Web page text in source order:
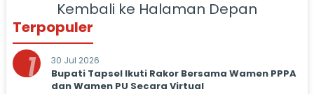
Kembali ke Halaman Depan
Terpopuler
1 30 Jul 2026
Bupati Tapsel Ikuti Rakor Bersama Wamen PPPA
dan Wamen PU Secara Virtual